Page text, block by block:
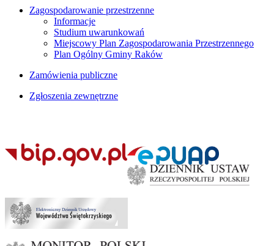
Zagospodarowanie przestrzenne
Informacje
Studium uwarunkowań
Miejscowy Plan Zagospodarowania Przestrzennego
Plan Ogólny Gminy Raków
Zamówienia publiczne
Zgłoszenia zewnętrzne